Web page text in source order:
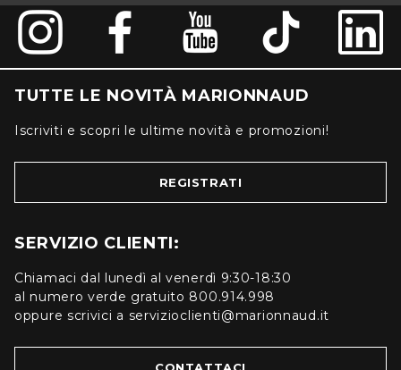
TUTTE LE NOVITÀ MARIONNAUD
Iscriviti e scopri le ultime novità e promozioni!
REGISTRATI
SERVIZIO CLIENTI:
Chiamaci dal lunedì al venerdì 9:30-18:30
al numero verde gratuito 800.914.998
oppure scrivici a servizioclienti@marionnaud.it
CONTATTACI